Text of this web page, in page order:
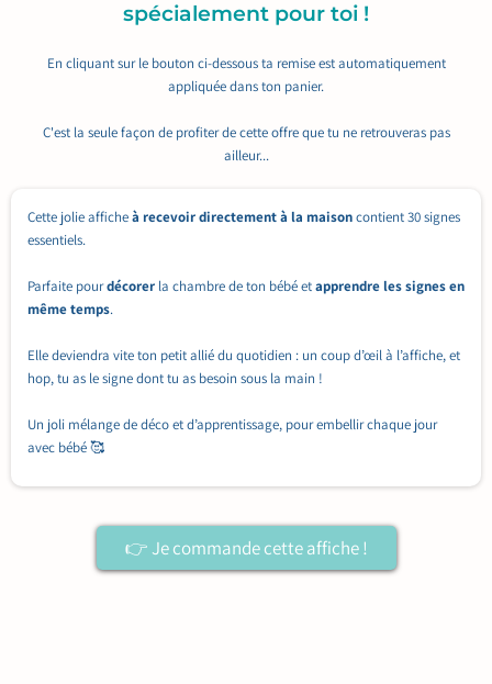
spécialement pour toi !
En cliquant sur le bouton ci-dessous ta remise est automatiquement
appliquée dans ton panier.
C'est la seule façon de profiter de cette offre que tu ne retrouveras pas
ailleur...
Cette jolie afficheà recevoir directement à la maisoncontient 30 signes
essentiels.
Parfaite pourdécorer la chambre de ton bébé etapprendre les signes en
même temps.
Elle deviendra vite ton petit allié du quotidien : un coup d’œil à l’affiche, et
hop, tu as le signe dont tu as besoin sous la main !
Un joli mélange de déco et d’apprentissage, pour embellir chaque jour
avec bébé 🥰
👉 Je commande cette affiche !